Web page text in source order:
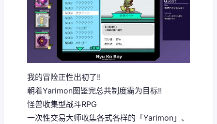
我的冒险正性出初了!!
朝着Yarimon图鉴完总共制度霸为目标!!
怪兽收集型战斗RPG
一次性交易大师收集各式各样的「Yarimon」、